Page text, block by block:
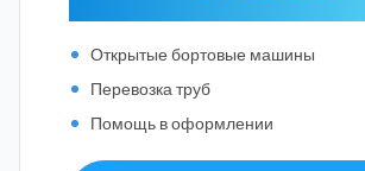
Открытые бортовые машины
Перевозка труб
Помощь в оформлении